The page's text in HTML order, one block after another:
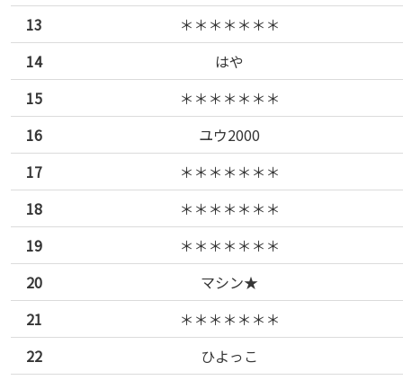
13
＊＊＊＊＊＊＊
14
はや
15
＊＊＊＊＊＊＊
16
ユウ2000
17
＊＊＊＊＊＊＊
18
＊＊＊＊＊＊＊
19
＊＊＊＊＊＊＊
20
マシン★
21
＊＊＊＊＊＊＊
22
ひよっこ